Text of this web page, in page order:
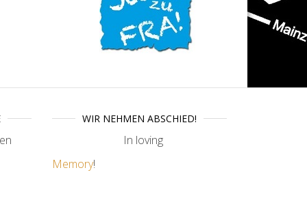
WIR NEHMEN ABSCHIED!
In loving
Memory!